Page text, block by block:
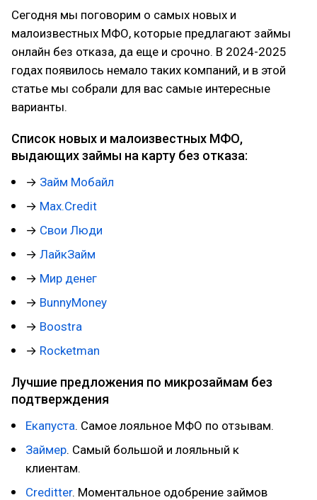
Сегодня мы поговорим о самых новых и
малоизвестных МФО, которые предлагают займы
онлайн без отказа, да еще и срочно. В 2024-2025
годах появилось немало таких компаний, и в этой
статье мы собрали для вас самые интересные
варианты.
Список новых и малоизвестных МФО,
выдающих займы на карту без отказа:
→ Займ Мобайл
→ Max.Credit
→ Свои Люди
→ ЛайкЗайм
→ Мир денег
→ BunnyMoney
→ Boostra
→ Rocketman
Лучшие предложения по микрозаймам без
подтверждения
Екапуста. Самое лояльное МФО по отзывам.
Займер. Самый большой и лояльный к
клиентам.
Creditter. Моментальное одобрение займов